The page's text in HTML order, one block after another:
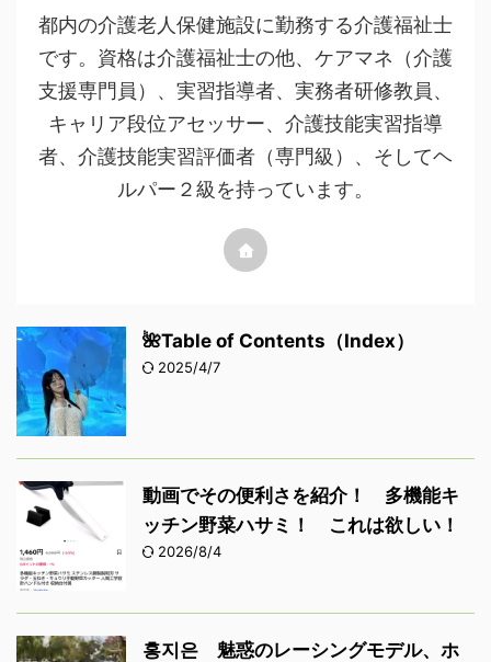
都内の介護老人保健施設に勤務する介護福祉士
です。資格は介護福祉士の他、ケアマネ（介護
支援専門員）、実習指導者、実務者研修教員、
キャリア段位アセッサー、介護技能実習指導
者、介護技能実習評価者（専門級）、そしてヘ
ルパー２級を持っています。
🌺Table of Contents（Index）
2025/4/7
動画でその便利さを紹介！ 多機能キ
ッチン野菜ハサミ！ これは欲しい！
2026/8/4
홍지은 魅惑のレーシングモデル、ホ